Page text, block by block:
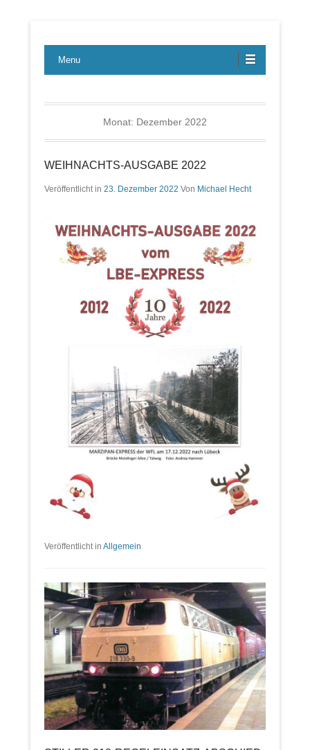
LBE-Express
Menu
Monat: Dezember 2022
WEIHNACHTS-AUSGABE 2022
Veröffentlicht in 23. Dezember 2022 Von Michael Hecht
Veröffentlicht in Allgemein